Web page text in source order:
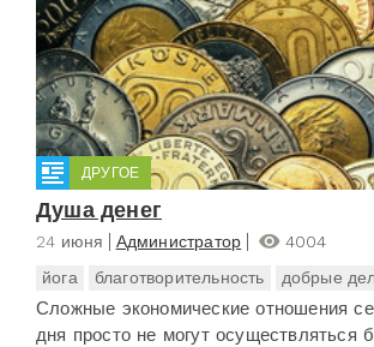
ДРУГОЕ
Душа денег
24 июня Администратор
4004
йога
благотворительность добрые
Сложные экономические отношения
дня просто не могут осуществляться